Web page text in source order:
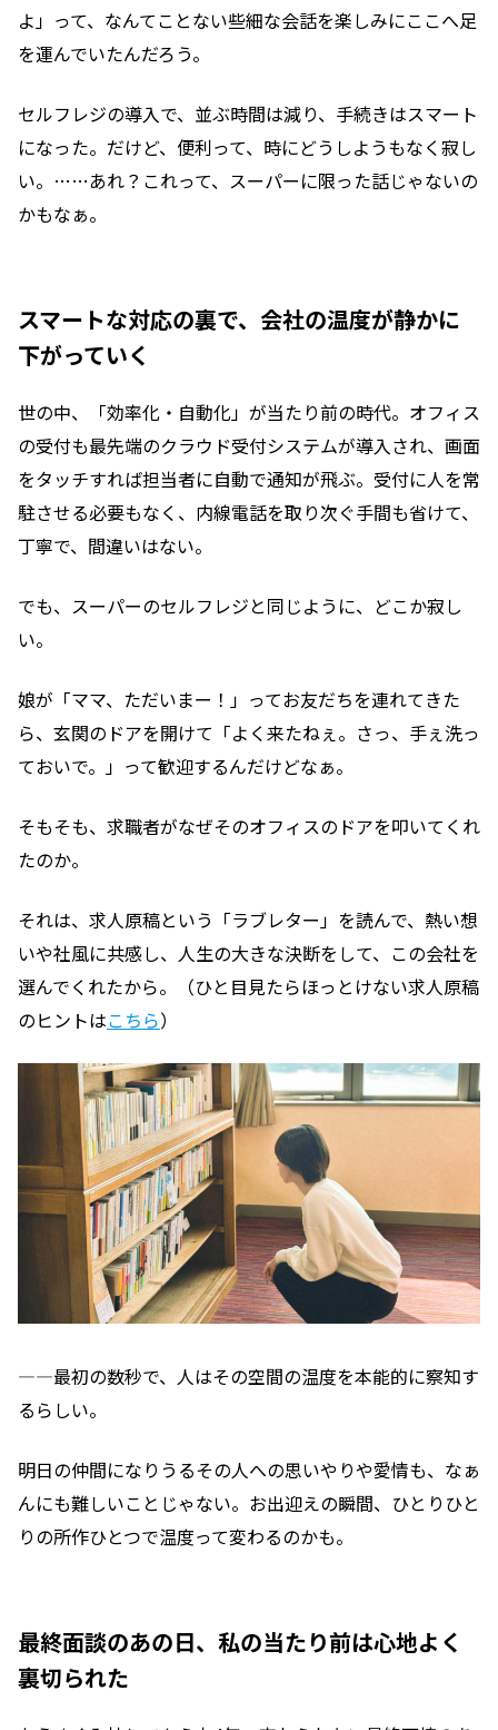
よ」って、なんてことない些細な会話を楽しみにここへ足
を運んでいたんだろう。
セルフレジの導入で、並ぶ時間は減り、手続きはスマート
になった。だけど、便利って、時にどうしようもなく寂し
い。……あれ？これって、スーパーに限った話じゃないの
かもなぁ。
スマートな対応の裏で、会社の温度が静かに
下がっていく
世の中、「効率化・自動化」が当たり前の時代。オフィス
の受付も最先端のクラウド受付システムが導入され、画面
をタッチすれば担当者に自動で通知が飛ぶ。受付に人を常
駐させる必要もなく、内線電話を取り次ぐ手間も省けて、
丁寧で、間違いはない。
でも、スーパーのセルフレジと同じように、どこか寂し
い。
娘が「ママ、ただいまー！」ってお友だちを連れてきた
ら、玄関のドアを開けて「よく来たねぇ。さっ、手ぇ洗っ
ておいで。」って歓迎するんだけどなぁ。
そもそも、求職者がなぜそのオフィスのドアを叩いてくれ
たのか。
それは、求人原稿という「ラブレター」を読んで、熱い想
いや社風に共感し、人生の大きな決断をして、この会社を
選んでくれたから。（ひと目見たらほっとけない求人原稿
のヒントはこちら）
―—最初の数秒で、人はその空間の温度を本能的に察知す
るらしい。
明日の仲間になりうるその人への思いやりや愛情も、なぁ
んにも難しいことじゃない。お出迎えの瞬間、ひとりひと
りの所作ひとつで温度って変わるのかも。
最終面談のあの日、私の当たり前は心地よく
裏切られた